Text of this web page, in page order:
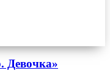
Девочка»